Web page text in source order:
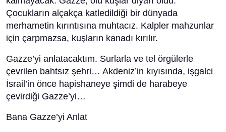
Çocukların alçakça katledildiği bir dünyada
merhametin kırıntısına muhtacız. Kalpler mahzunlar
için çarpmazsa, kuşların kanadı kırılır.
Gazze’yi anlatacaktım. Surlarla ve tel örgülerle
çevrilen bahtsız şehri… Akdeniz’in kıyısında, işgalci
İsrail’in önce hapishaneye şimdi de harabeye
çevirdiği Gazze’yi…
Bana Gazze’yi Anlat